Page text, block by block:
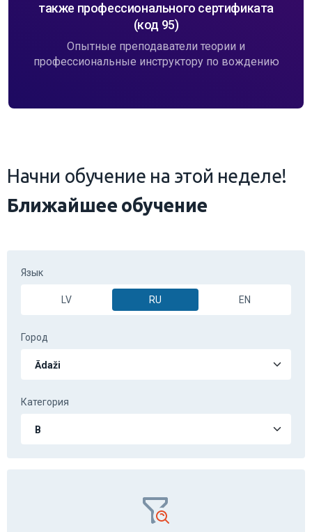
также профессионального сертификата
(код 95)
Опытные преподаватели теории и
профессиональные инструктору по вождению
Начни обучение на этой неделе!
Ближайшее обучение
Язык
LV RU EN
Город
Категория